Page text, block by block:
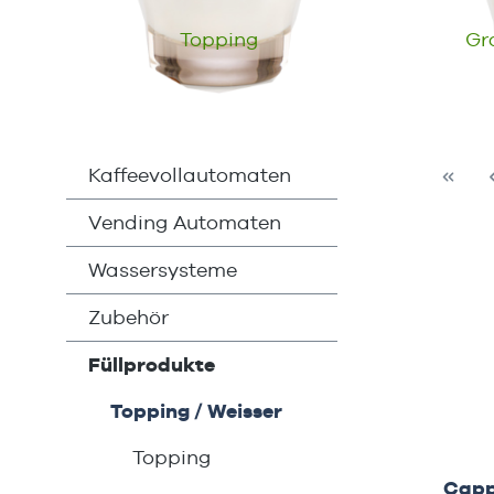
Topping
Kaffeevollautomaten
Vending Automaten
Wassersysteme
Zubehör
Füllprodukte
Topping / Weisser
Topping